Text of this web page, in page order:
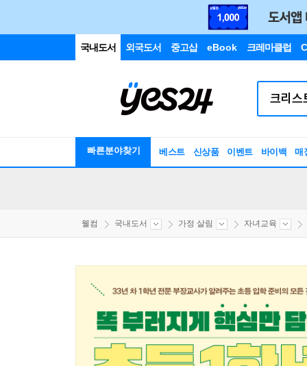
국내도서 외국도서 중고샵 eBook 크레마클럽
빠른분야찾기 베스트 신상품 이벤트 바이백 매
웰컴 국내도서 가정 살림 자녀교육